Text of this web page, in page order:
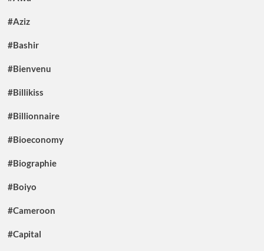
#Aziz
#Bashir
#Bienvenu
#Billikiss
#Billionnaire
#Bioeconomy
#Biographie
#Boiyo
#Cameroon
#Capital